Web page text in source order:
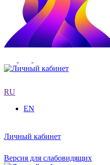
RU
EN
Личный кабинет
Версия для слабовидящих